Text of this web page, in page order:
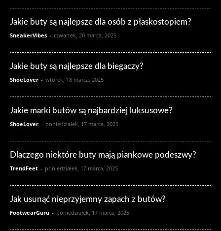
Jakie buty są najlepsze dla osób z płaskostopiem?
SneakerVibes - czwartek, 20 marca, 2025
Jakie buty są najlepsze dla biegaczy?
ShoeLover - wtorek, 18 marca, 2025
Jakie marki butów są najbardziej luksusowe?
ShoeLover - poniedziałek, 17 marca, 2025
Dlaczego niektóre buty mają piankowe podeszwy?
TrendFeet - poniedziałek, 17 marca, 2025
Jak usunąć nieprzyjemny zapach z butów?
FootwearGuru - poniedziałek, 17 marca, 2025